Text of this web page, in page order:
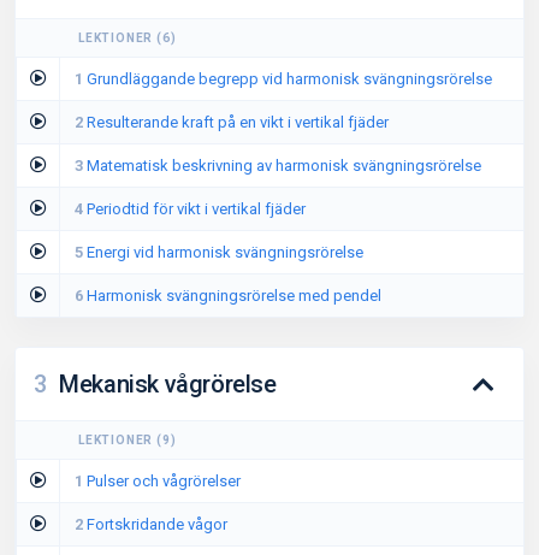
LEKTIONER (6)
1 Grundläggande begrepp vid harmonisk svängningsrörelse
2 Resulterande kraft på en vikt i vertikal fjäder
3 Matematisk beskrivning av harmonisk svängningsrörelse
4 Periodtid för vikt i vertikal fjäder
5 Energi vid harmonisk svängningsrörelse
6 Harmonisk svängningsrörelse med pendel
3 Mekanisk vågrörelse
LEKTIONER (9)
1 Pulser och vågrörelser
2 Fortskridande vågor